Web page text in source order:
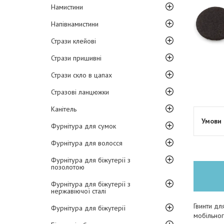
Намистини
Напівнамистини
Стрази клейові
Стрази пришивні
Стрази скло в цапах
Стразові ланцюжки
Канітель
Фурнітура для сумок
Фурнітура для волосся
Фурнітура для біжутерії з
позолотою
Фурнітура для біжутерії з
нержавіючої сталі
Фурнітура для біжутерії
Гвинти